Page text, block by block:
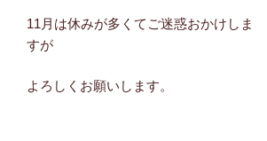
11月は休みが多くてご迷惑おかけしま
すが
よろしくお願いします。